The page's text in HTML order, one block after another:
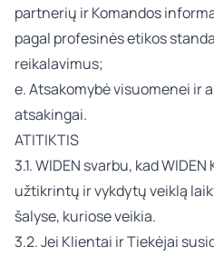
partnerių ir Komandos
pagal profesinės etikos
reikalavimus;
e. Atsakomybė visuomenei ir
atsakingai.
ATITIKTIS
3.1. WIDEN svarbu, kad
užtikrintų ir vykdytų veiklą
šalyse, kuriose veikia.
3.2. Jei Klientai ir Tiekėjai